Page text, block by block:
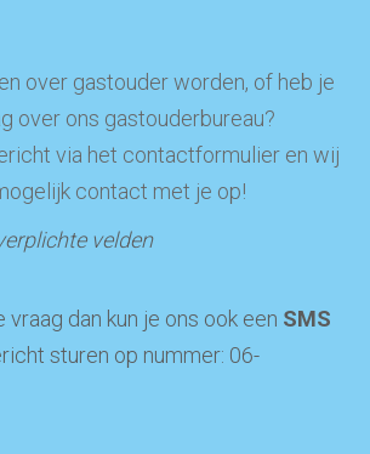
over gastouder worden, of heb je
over ons gastouderbureau?
via het contactformulier en wij
contact met je op!
velden
vraag dan kun je ons ook een SMS
sturen op nummer: 06-